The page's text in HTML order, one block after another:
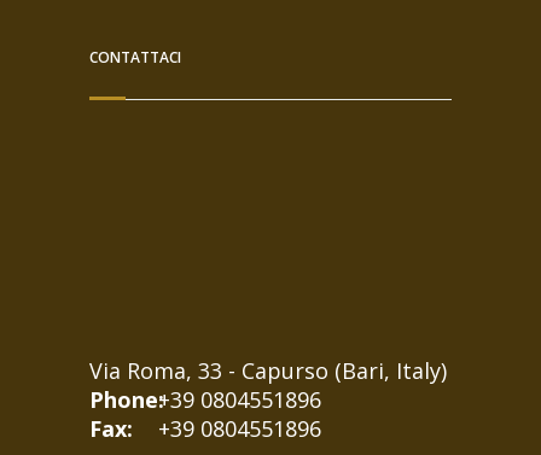
CONTATTACI
Via Roma, 33 - Capurso (Bari, Italy)
Phone:+39 0804551896
Fax:
+39 0804551896